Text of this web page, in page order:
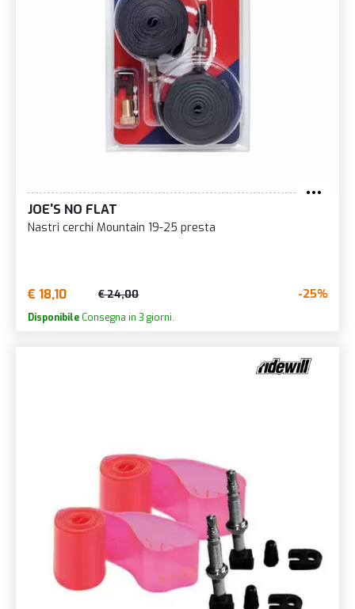
JOE'S NO FLAT
Nastri cerchi Mountain 19-25 presta
€ 18,10 € 24,00 -25%
Disponibile Consegna in 3 giorni.